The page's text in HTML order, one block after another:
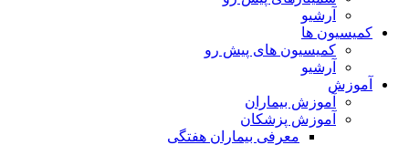
آرشیو
کمیسیون ها
کمیسیون های پیش رو
آرشیو
آموزش
آموزش بیماران
آموزش پزشکان
معرفی بیماران هفتگی